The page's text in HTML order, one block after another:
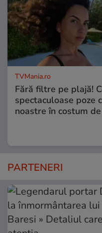
TVMania.ro
Fără filtre pe plajă!
spectaculoase poze
noastre în costum
PARTENERI